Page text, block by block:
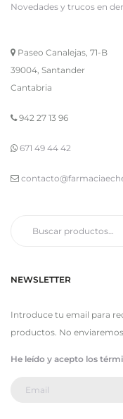
Novedades y trucos en
Paseo Canalejas, 71-B
39004, Santander
Cantabria
942 27 13 96
671 49 44 42
NEWSLETTER
Introduce tu email para
productos. No
He leído y acepto los